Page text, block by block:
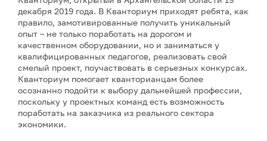
декабря 2019 года. В Кванториум приходят ребята, как
правило, замотивированные получить уникальный
опыт – не только поработать на дорогом и
качественном оборудовании, но и заниматься у
квалифицированных педагогов, реализовать свой
смелый проект, поучаствовать в серьезных конкурсах.
Кванториум помогает кванторианцам более
осознанно подойти к выбору дальнейшей профессии,
поскольку у проектных команд есть возможность
поработать на заказчика из реального сектора
экономики.